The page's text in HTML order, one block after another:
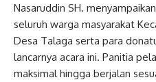
Nasaruddin SH.
seluruh warga masyarakat
Desa Talaga serta para
lancarnya acara ini. Panitia
maksimal hingga berjalan